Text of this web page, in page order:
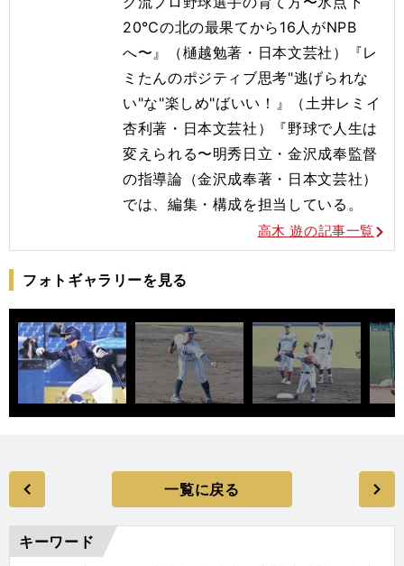
20℃の北の最果てから16人がNPB
へ〜』（樋越勉著・日本文芸社）『レ
ミたんのポジティブ思考"逃げられな
い"な"楽しめ"ばいい！』（土井レミイ
杏利著・日本文芸社）『野球で人生は
変えられる〜明秀日立・金沢成奉監督
の指導論（金沢成奉著・日本文芸社）
では、編集・構成を担当している。
高木 遊の記事一覧
フォトギャラリーを見る
一覧に戻る
キーワード